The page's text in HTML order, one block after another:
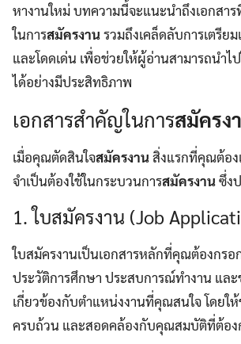
หางานใหม่ บทความนี้จะแนะนำถึงเอกสาร
ในการสมัครงานรวมถึงเคล็ดลับการเตรีย
และโดดเด่น เพื่อช่วยให้ผู้อ่านสามารถนำไ
ได้อย่างมีประสิทธิภาพ
เอกสารสำคัญในการสมัครง
เมื่อคุณตัดสินใจสมัครงานสิ่งแรกที่คุณต้อง
จำเป็นต้องใช้ในกระบวนการสมัครงานซึ่ง
1. ใบสมัครงาน (Job
ใบสมัครงานเป็นเอกสารหลักที่คุณต้องกร
ประวัติการศึกษา ประสบการณ์ทำงาน แล
เกี่ยวข้องกับตำแหน่งงานที่คุณสนใจ โดยใ
ครบถ้วน และสอดคล้องกับคุณสมบัติที่ต้อง